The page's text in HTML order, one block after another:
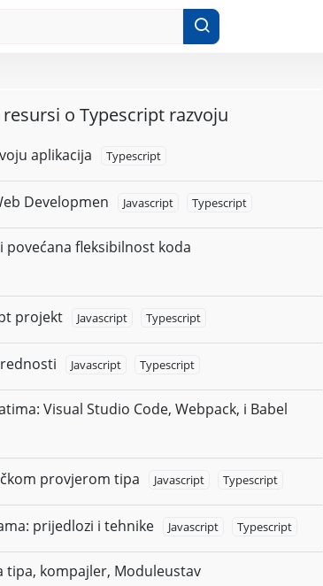
o Typescript razvoju
aplikacija Typescript
Developmen Javascript Typescript
povećana fleksibilnost koda
projekt Javascript Typescript
Javascript Typescript
Visual Studio Code, Webpack, i Babel
provjerom tipa Javascript Typescript
prijedlozi i tehnike Javascript Typescript
tipa, kompajler, Moduleustav